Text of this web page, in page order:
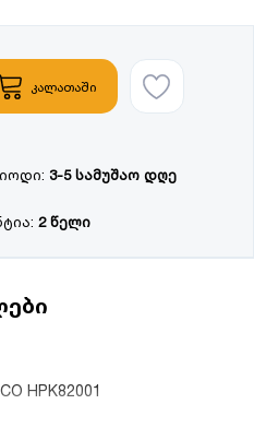
კალათაში
3-5 სამუშაო დღე
2 წელი
HPK82001